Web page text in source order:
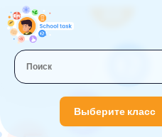
Выберите класс